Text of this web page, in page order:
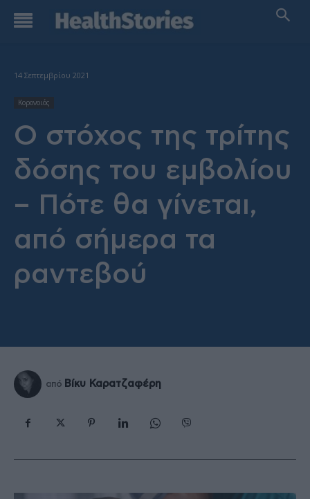
14 Σεπτεμβρίου 2021
Κορονοιός
Ο στόχος της τρίτης
δόσης του εμβολίου
– Πότε θα γίνεται,
από σήμερα τα
ραντεβού
από Βίκυ Καρατζαφέρη